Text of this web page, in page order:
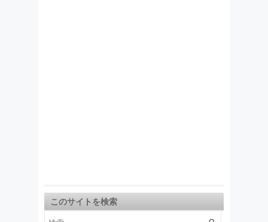
このサイトを検索